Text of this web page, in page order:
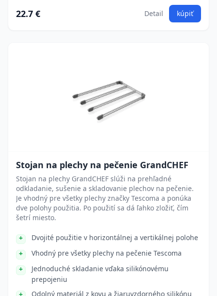
22.7 € Detail kúpiť
Stojan na plechy na pečenie GrandCHEF
Stojan na plechy GrandCHEF slúži na prehľadné
odkladanie, sušenie a skladovanie plechov na pečenie.
Je vhodný pre všetky plechy značky Tescoma a ponúka
dve polohy použitia. Po použití sa dá ľahko zložiť, čím
šetrí miesto.
Dvojité použitie v horizontálnej a vertikálnej polohe
Vhodný pre všetky plechy na pečenie Tescoma
Jednoduché skladanie vďaka silikónovému
prepojeniu
Odolný materiál z kovu a žiaruvzdorného silikónu